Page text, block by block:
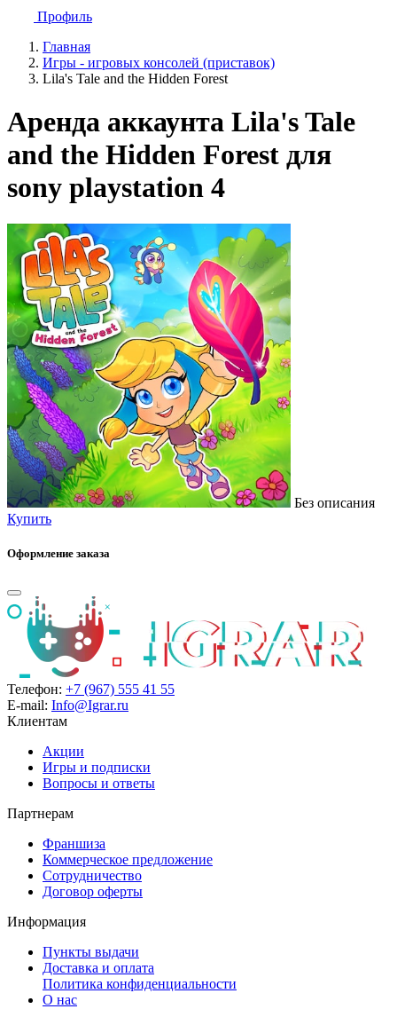
Профиль
Главная
Игры - игровых консолей (приставок)
Lila's Tale and the Hidden Forest
Аренда аккаунта Lila's Tale
and the Hidden Forest для
sony playstation 4
Без описания
Купить
Оформление заказа
Телефон: +7 (967) 555 41 55
E-mail: Info@Igrar.ru
Клиентам
Акции
Игры и подписки
Вопросы и ответы
Партнерам
Франшиза
Коммерческое предложение
Сотрудничество
Договор оферты
Информация
Пункты выдачи
Доставка и оплата
Политика конфиденциальности
О нас